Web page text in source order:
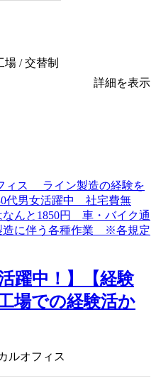
/ 交替制
詳細を表示
躍中！】【経験
場での経験活か
ルオフィス